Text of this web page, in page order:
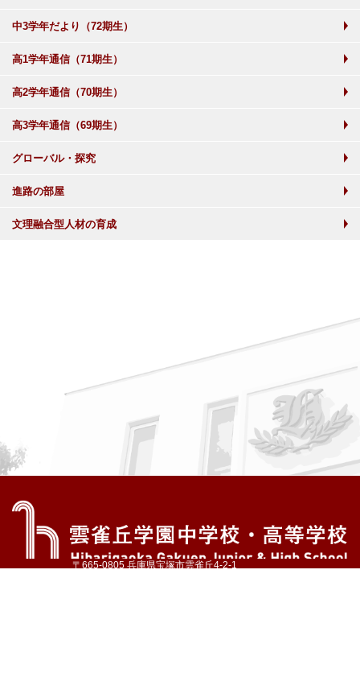
中3学年だより（72期生）
高1学年通信（71期生）
高2学年通信（70期生）
高3学年通信（69期生）
グローバル・探究
進路の部屋
文理融合型人材の育成
〒665-0805 兵庫県宝塚市雲雀丘4-2-1